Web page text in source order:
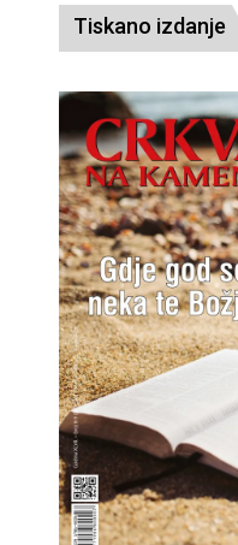
Tiskano izdanje